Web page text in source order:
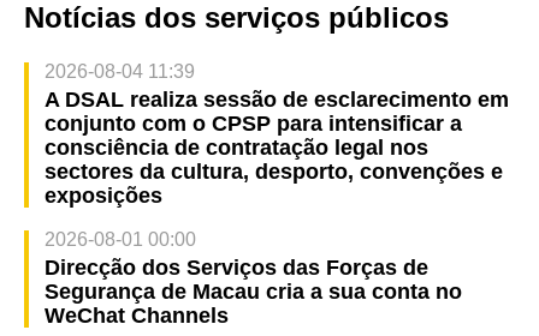
Notícias dos serviços públicos
2026-08-04 11:39
A DSAL realiza sessão de esclarecimento em
conjunto com o CPSP para intensificar a
consciência de contratação legal nos
sectores da cultura, desporto, convenções e
exposições
2026-08-01 00:00
Direcção dos Serviços das Forças de
Segurança de Macau cria a sua conta no
WeChat Channels